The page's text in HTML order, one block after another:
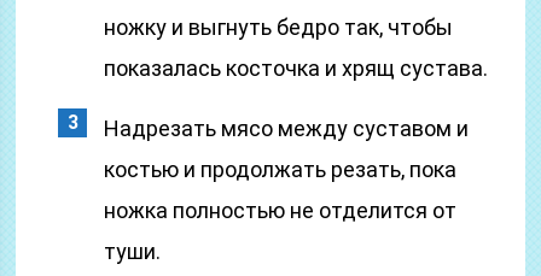
ножку и выгнуть бедро так, чтобы
показалась косточка и хрящ сустава.
Надрезать мясо между суставом и
костью и продолжать резать, пока
ножка полностью не отделится от
туши.